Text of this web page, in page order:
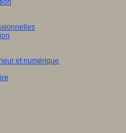
et numérique